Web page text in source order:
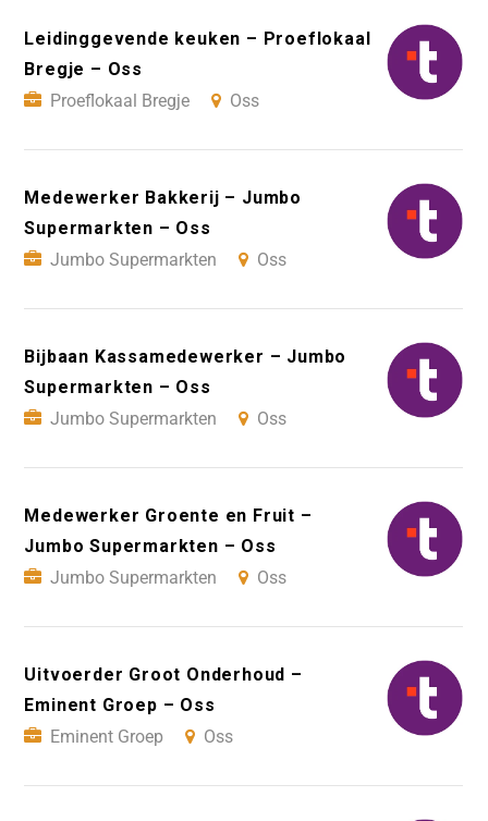
Leidinggevende keuken – Proeflokaal
Bregje – Oss
Proeflokaal Bregje
Oss
Medewerker Bakkerij – Jumbo
Supermarkten – Oss
Jumbo Supermarkten
Oss
Bijbaan Kassamedewerker – Jumbo
Supermarkten – Oss
Jumbo Supermarkten
Oss
Medewerker Groente en Fruit –
Jumbo Supermarkten – Oss
Jumbo Supermarkten
Oss
Uitvoerder Groot Onderhoud –
Eminent Groep – Oss
Eminent Groep
Oss